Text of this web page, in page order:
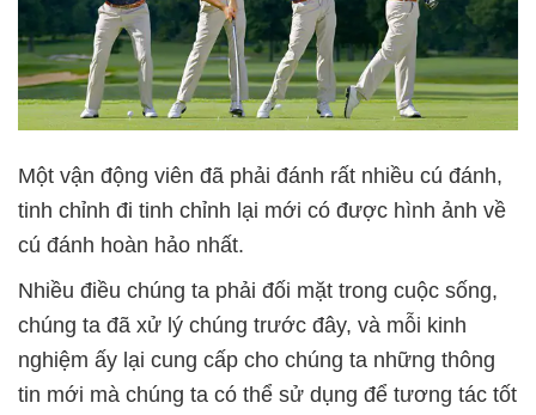
Một vận động viên đã phải đánh rất nhiều cú đánh,
tinh chỉnh đi tinh chỉnh lại mới có được hình ảnh về
cú đánh hoàn hảo nhất.
Nhiều điều chúng ta phải đối mặt trong cuộc sống,
chúng ta đã xử lý chúng trước đây, và mỗi kinh
nghiệm ấy lại cung cấp cho chúng ta những thông
tin mới mà chúng ta có thể sử dụng để tương tác tốt